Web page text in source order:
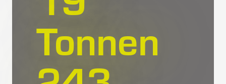
Tonnen